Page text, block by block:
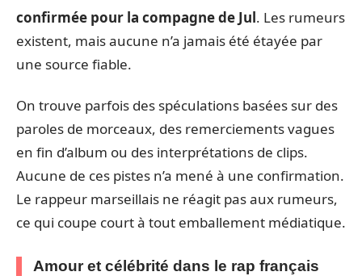
confirmée pour la compagne de Jul. Les rumeurs
existent, mais aucune n’a jamais été étayée par
une source fiable.
On trouve parfois des spéculations basées sur des
paroles de morceaux, des remerciements vagues
en fin d’album ou des interprétations de clips.
Aucune de ces pistes n’a mené à une confirmation.
Le rappeur marseillais ne réagit pas aux rumeurs,
ce qui coupe court à tout emballement médiatique.
Amour et célébrité dans le rap français